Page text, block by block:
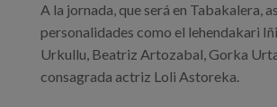
A la jornada, que será en Tabakalera,
personalidades como el lehendakari
Urkullu, Beatriz Artozabal, Gorka
consagrada actriz Loli Astoreka.